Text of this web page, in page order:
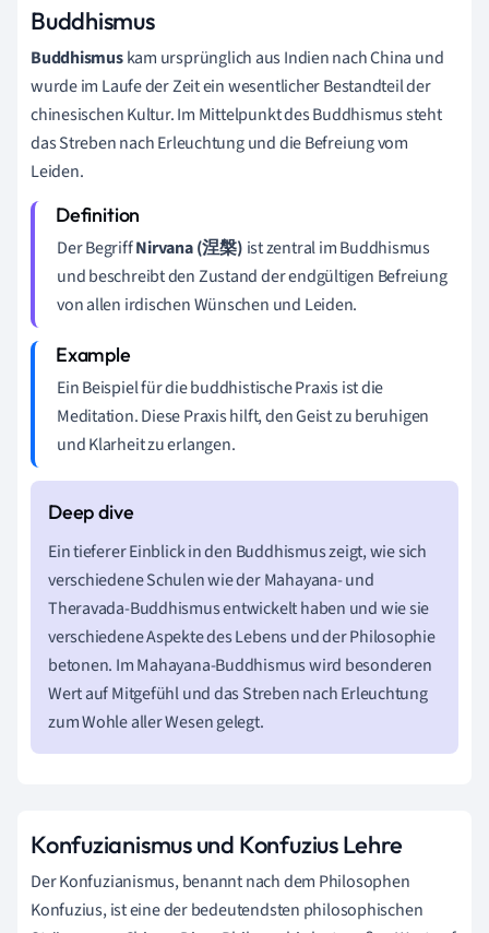
Buddhismus
Buddhismuskam ursprünglich aus Indien nach China und
wurde im Laufe der Zeit ein wesentlicher Bestandteil der
chinesischen Kultur. Im Mittelpunkt des Buddhismus steht
das Streben nach Erleuchtung und die Befreiung vom
Leiden.
Der BegriffNirvana (涅槃) ist zentral im Buddhismus
und beschreibt den Zustand der endgültigen Befreiung
von allen irdischen Wünschen und Leiden.
Ein Beispiel für die buddhistische Praxis ist die
Meditation. Diese Praxis hilft, den Geist zu beruhigen
und Klarheit zu erlangen.
Ein tieferer Einblick in den Buddhismus zeigt, wie sich
verschiedene Schulen wie der Mahayana- und
Theravada-Buddhismus entwickelt haben und wie sie
verschiedene Aspekte des Lebens und der Philosophie
betonen. Im Mahayana-Buddhismus wird besonderen
Wert auf Mitgefühl und das Streben nach Erleuchtung
zum Wohle aller Wesen gelegt.
Konfuzianismus und Konfuzius Lehre
Der Konfuzianismus, benannt nach dem Philosophen
Konfuzius, ist eine der bedeutendsten philosophischen